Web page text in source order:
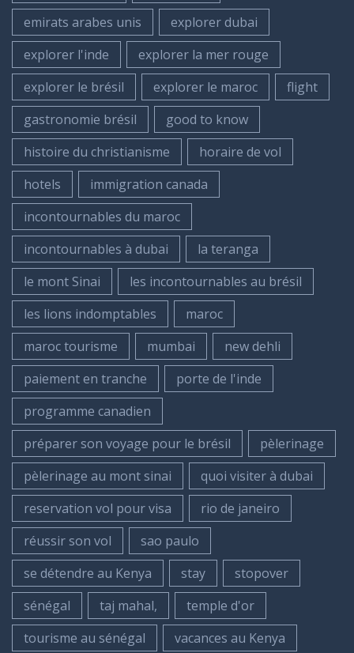
emirats arabes unis
explorer dubai
explorer l'inde
explorer la mer rouge
explorer le brésil
explorer le maroc
flight
gastronomie brésil
good to know
histoire du christianisme
horaire de vol
hotels
immigration canada
incontournables du maroc
incontournables à dubai
la teranga
le mont Sinai
les incontournables au brésil
les lions indomptables
maroc
maroc tourisme
mumbai
new dehli
paiement en tranche
porte de l'inde
programme canadien
préparer son voyage pour le brésil
pèlerinage
pèlerinage au mont sinai
quoi visiter à dubai
reservation vol pour visa
rio de janeiro
réussir son vol
sao paulo
se détendre au Kenya
stay
stopover
sénégal
taj mahal,
temple d'or
tourisme au sénégal
vacances au Kenya